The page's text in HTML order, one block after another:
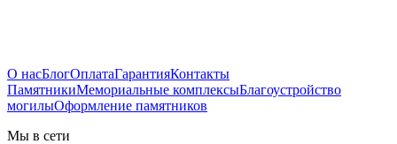
О насБлогОплатаГарантияКонтакты
ПамятникиМемориальные комплексыБлагоустройство
могилыОформление памятников
Мы в сети